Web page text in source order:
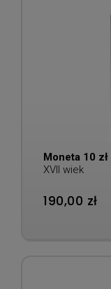
Moneta 10 zł
XVII wiek
190,00 zł